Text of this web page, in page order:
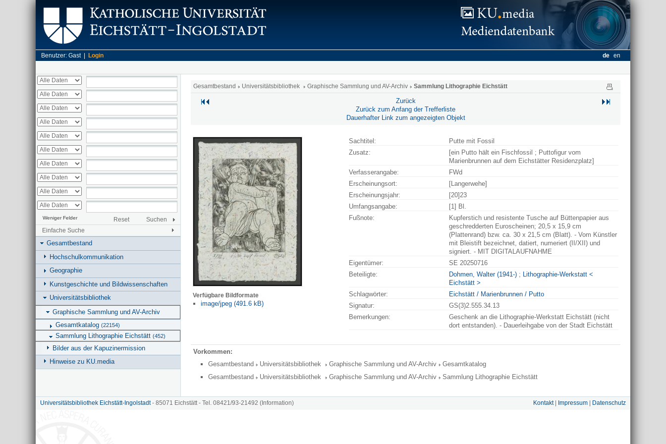
Benutzer: Gast | Login de en
Weniger Felder Reset
Suchen
Einfache Suche
Gesamtbestand
Hochschulkommunikation
Geographie
Kunstgeschichte und Bildwissenschaften
Universitätsbibliothek
Graphische Sammlung und AV-Archiv
Gesamtkatalog (22154)
Sammlung Lithographie Eichstätt (452)
Bilder aus der Kapuzinermission
Hinweise zu KU.media
Gesamtbestand Universitätsbibliothek Graphische Sammlung und AV-Archiv Sammlung Lithographie Eichstätt
Zurück
Zurück zum Anfang der Trefferliste
Dauerhafter Link zum angezeigten Objekt
Verfügbare Bildformate
image/jpeg (491.6 kB)
Sachtitel:
Putte mit Fossil
Zusatz:
[ein Putto hält ein Fischfossil ; Puttofigur vom
Marienbrunnen auf dem Eichstätter Residenzplatz]
Verfasserangabe:
FWd
Erscheinungsort:
[Langerwehe]
Erscheinungsjahr:
[20]23
Umfangsangabe:
[1] Bl.
Fußnote:
Kupferstich und resistente Tusche auf Büttenpapier aus
geschredderten Euroscheinen; 20,5 x 15,9 cm
(Plattenrand) bzw. ca. 30 x 21,5 cm (Blatt). - Vom Künstler
mit Bleistift bezeichnet, datiert, numeriert (II/XII) und
signiert. - MIT DIGITALAUFNAHME
Eigentümer:
SE 20250716
Beteiligte:
Dohmen, Walter (1941-) ; Lithographie-Werkstatt <
Eichstätt >
Schlagwörter:
Eichstätt / Marienbrunnen / Putto
Signatur:
GS(3)2.555.34.13
Bemerkungen:
Geschenk an die Lithographie-Werkstatt Eichstätt (nicht
dort entstanden). - Dauerleihgabe von der Stadt Eichstätt
Vorkommen:
Gesamtbestand
Universitätsbibliothek Graphische Sammlung und AV-Archiv
Gesamtkatalog
Gesamtbestand
Universitätsbibliothek Graphische Sammlung und AV-Archiv Sammlung Lithographie Eichstätt
Universitätsbibliothek Eichstätt-Ingolstadt- 85071 Eichstätt - Tel. 08421/93-21492 (Information) Kontakt| Impressum | Datenschutz